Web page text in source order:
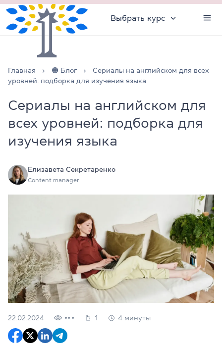
Выбрать курс
Главная 🟠 Блог
Сериалы на английском для всех
уровней: подборка для изучения языка
Сериалы на английском для
всех уровней: подборка для
изучения языка
Елизавета Секретаренко
Content manager
22.02.2024 1 4 минуты